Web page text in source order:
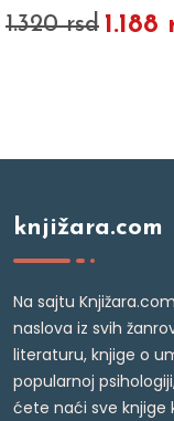
1.320 rsd 1.188
knjižara.com
Na sajtu
naslova iz svih
literaturu, knjige o
popularnoj
ćete naći sve knjige